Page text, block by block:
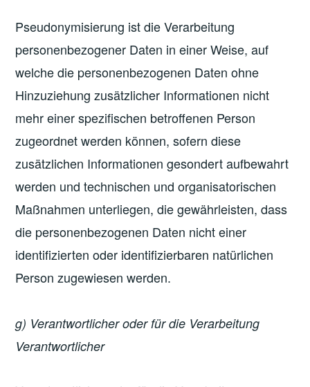
Pseudonymisierung ist die Verarbeitung
personenbezogener Daten in einer Weise, auf
welche die personenbezogenen Daten ohne
Hinzuziehung zusätzlicher Informationen nicht
mehr einer spezifischen betroffenen Person
zugeordnet werden können, sofern diese
zusätzlichen Informationen gesondert aufbewahrt
werden und technischen und organisatorischen
Maßnahmen unterliegen, die gewährleisten, dass
die personenbezogenen Daten nicht einer
identifizierten oder identifizierbaren natürlichen
Person zugewiesen werden.
g) Verantwortlicher oder für die Verarbeitung
Verantwortlicher